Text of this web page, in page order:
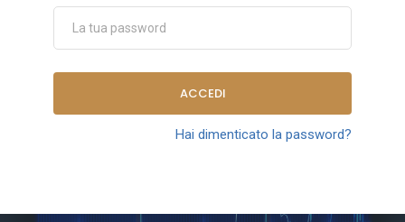
ACCEDI
Hai dimenticato la password?